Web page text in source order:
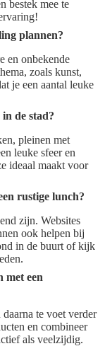
bestek mee te
plannen?
en onbekende
zoals kunst,
je een aantal leuke
de stad?
pleinen met
leuke sfeer en
ideaal maakt voor
rustige lunch?
zijn. Websites
ook helpen bij
in de buurt of kijk
met een
te voet verder
en combineer
als veelzijdig.